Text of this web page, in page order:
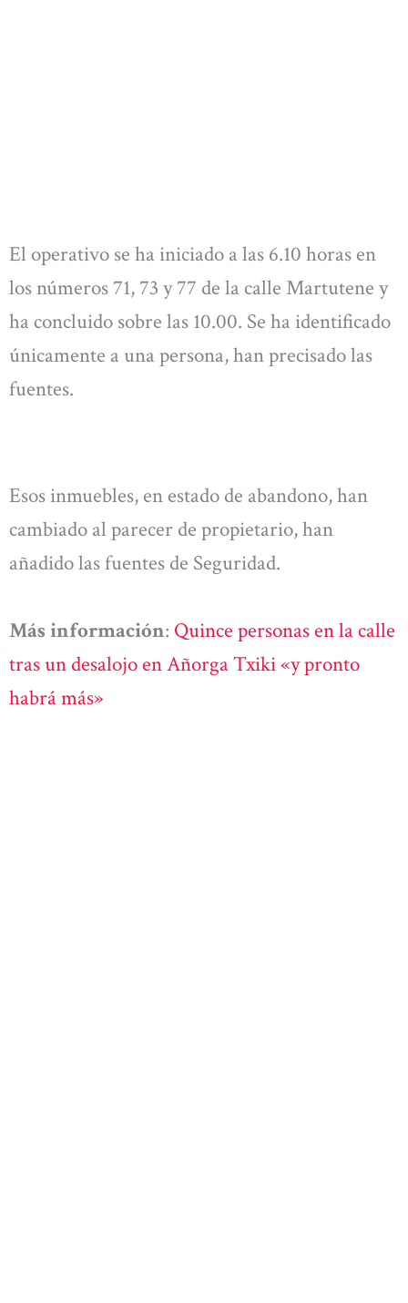
El operativo se ha iniciado a las 6.10 horas en
los números 71, 73 y 77 de la calle Martutene y
ha concluido sobre las 10.00. Se ha identificado
únicamente a una persona, han precisado las
fuentes.
Esos inmuebles, en estado de abandono, han
cambiado al parecer de propietario, han
añadido las fuentes de Seguridad.
Más información: Quince personas en la calle
tras un desalojo en Añorga Txiki «y pronto
habrá más»